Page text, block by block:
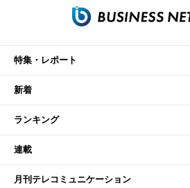
特集・レポート
新着
ランキング
連載
月刊テレコミュニケーション